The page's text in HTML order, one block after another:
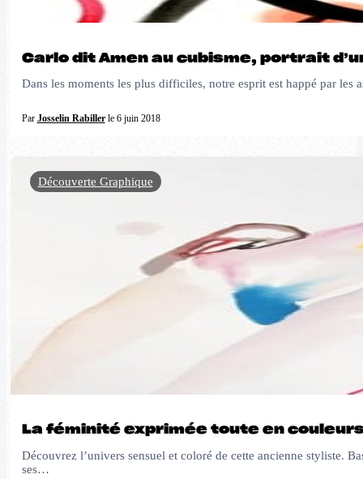
Carlo dit Amen au cubisme, portrait
Dans les moments les plus difficiles, notre esprit est happé par
Par Josselin Rabillerle 6 juin 2018
La féminité exprimée toute en
Découvrez l’univers sensuel et coloré de cette ancienne styliste.
ses…
Découverte Graphique